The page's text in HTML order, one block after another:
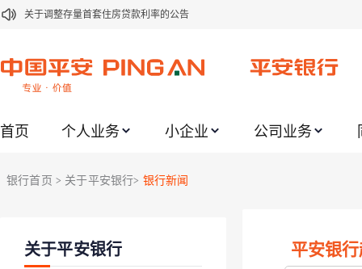
关于修订《平安银行平安金积存业务协议书（个人）》的公告
关于2021年劳动节期间代理贵金属业务风险提示的通知
关于加强代理贵金属业务风险防范的提示
关于进一步加强代理贵金属业务风险防范的提示
关于平安银行电子版信用卡更名为平安银行数字信用卡的公告
首页 个人业务 小企业 公司业务
银行首页 > 关于平安银行> 银行新闻
关于平安银行 平安银